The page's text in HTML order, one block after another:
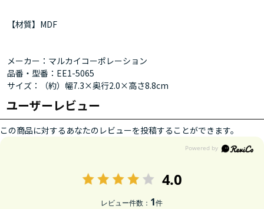
【材質】MDF
メーカー：マルカイコーポレーション
品番・型番：EE1-5065
サイズ：（約）幅7.3×奥行2.0×高さ8.8cm
ユーザーレビュー
この商品に対するあなたのレビューを投稿することができます。
4.0
レビュー件数： 1件